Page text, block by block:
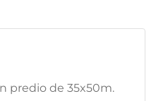
predio de 35x50m.